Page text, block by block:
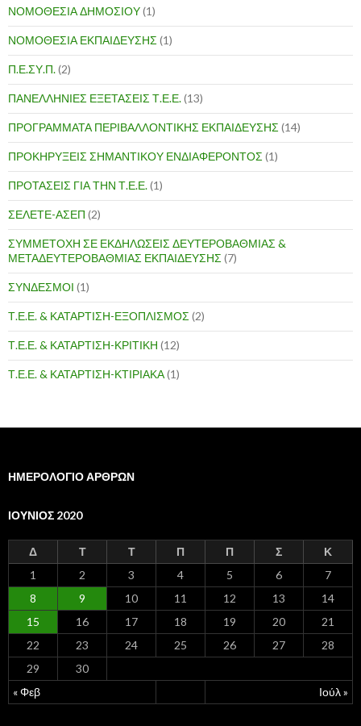
ΝΟΜΟΘΕΣΙΑ ΔΗΜΟΣΙΟΥ(1)
ΝΟΜΟΘΕΣΙΑ ΕΚΠΑΙΔΕΥΣΗΣ (1)
Π.Ε.ΣΥ.Π.(2)
ΠΑΝΕΛΛΗΝΙΕΣ ΕΞΕΤΑΣΕΙΣ Τ.Ε.Ε.(13)
ΠΡΟΓΡΑΜΜΑΤΑ ΠΕΡΙΒΑΛΛΟΝΤΙΚΗΣ ΕΚΠΑΙΔΕΥΣΗΣ (14)
ΠΡΟΚΗΡΥΞΕΙΣ ΣΗΜΑΝΤΙΚΟΥ ΕΝΔΙΑΦΕΡΟΝΤΟΣ (1)
ΠΡΟΤΑΣΕΙΣ ΓΙΑ ΤΗΝ Τ.Ε.Ε.(1)
ΣΕΛΕΤΕ-ΑΣΕΠ (2)
ΣΥΜΜΕΤΟΧΗ ΣΕ ΕΚΔΗΛΩΣΕΙΣ ΔΕΥΤΕΡΟΒΑΘΜΙΑΣ &
ΜΕΤΑΔΕΥΤΕΡΟΒΑΘΜΙΑΣ ΕΚΠΑΙΔΕΥΣΗΣ (7)
ΣΥΝΔΕΣΜΟΙ (1)
Τ.Ε.Ε. & ΚΑΤΑΡΤΙΣΗ-ΕΞΟΠΛΙΣΜΟΣ (2)
Τ.Ε.Ε. & ΚΑΤΑΡΤΙΣΗ-ΚΡΙΤΙΚΗ (12)
Τ.Ε.Ε. & ΚΑΤΑΡΤΙΣΗ-ΚΤΙΡΙΑΚΑ(1)
ΗΜΕΡΟΛΟΓΙΟ ΑΡΘΡΩΝ
ΙΟΎΝΙΟΣ 2020
Δ Τ Τ Π Π Σ Κ
« Φεβ Ιούλ »
1 2 3 4 5 6
7
8
9 10 11 12 13
14
15
16 17 18 19 20
21
22
23 24 25 26 27
28
29
30